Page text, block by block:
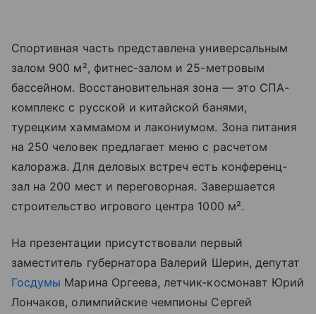
Спортивная часть представлена универсальным
залом 900 м², фитнес-залом и 25-метровым
бассейном. Восстановительная зона — это СПА-
комплекс с русской и китайской банями,
турецким хаммамом и лакониумом. Зона питания
на 250 человек предлагает меню с расчетом
калоража. Для деловых встреч есть конференц-
зал на 200 мест и переговорная. Завершается
строительство игрового центра 1000 м².
На презентации присутствовали первый
заместитель губернатора Валерий Шерин, депутат
Госдумы Марина Оргеева, летчик-космонавт Юрий
Лончаков, олимпийские чемпионы Сергей